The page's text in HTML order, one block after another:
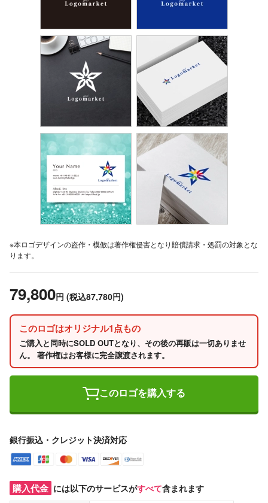
※本ロゴデザインの盗作・模倣は著作権侵害となり賠償請求・処罰の対象とな
ります。
79,800円 (税込87,780円)
このロゴはオリジナル1点もの
ご購入と同時にSOLD OUTとなり、その後の再販は一切ありませ
ん。 著作権はお客様に完全譲渡されます。
このロゴを購入する
銀行振込・クレジット決済対応
購入代金 には以下のサービスがすべて含まれます